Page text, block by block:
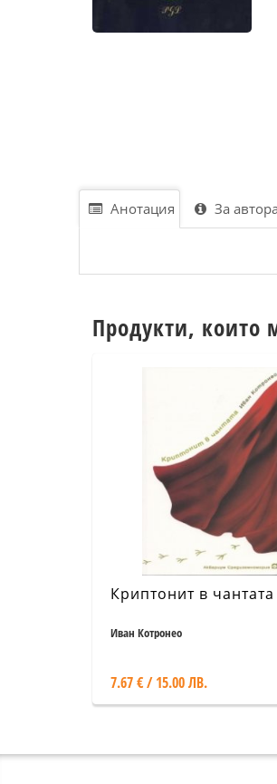
Анотация За автора
Продукти, които
Криптонит в чантата
Иван Котронео
7.67 € / 15.00 ЛВ.